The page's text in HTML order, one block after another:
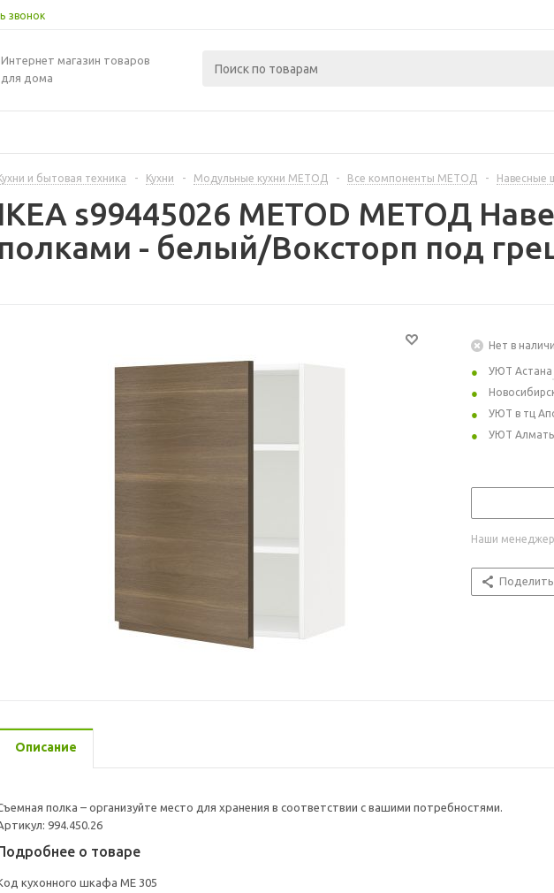
звонок
Интернет магазин товаров
для дома
и бытовая техника - Кухни - Модульные кухни МЕТОД - Все компоненты МЕТОД -
IKEA s99445026 METOD МЕТОД
полками - белый/Воксторп под
Нет в
УЮТ Астана
УЮТ в тц
УЮТ
Наши
Описание
полка – организуйте место для хранения в соответствии с вашими потребностями.
994.450.26
о товаре
кухонного шкафа ME 305